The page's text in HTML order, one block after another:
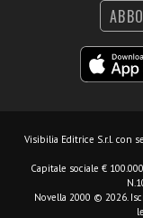
Visibilia Editrice S.r.l. con
Capitale sociale €
Novella 2000 © 2026.